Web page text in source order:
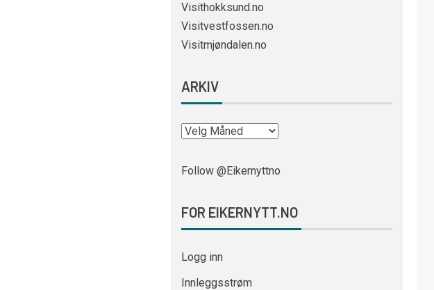
Visithokksund.no
Visitvestfossen.no
Visitmjøndalen.no
ARKIV
Follow @Eikernyttno
FOR EIKERNYTT.NO
Logg inn
Innleggsstrøm